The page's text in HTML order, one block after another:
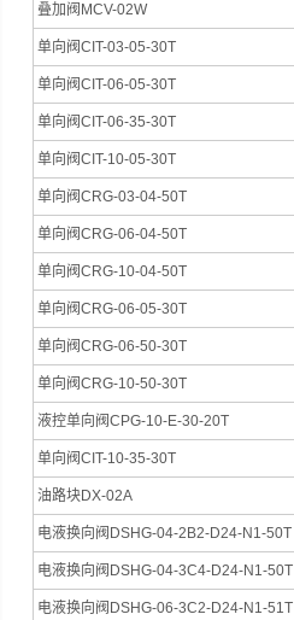
叠加阀MCV-02W
单向阀CIT-03-05-30T
单向阀CIT-06-05-30T
单向阀CIT-06-35-30T
单向阀CIT-10-05-30T
单向阀CRG-03-04-50T
单向阀CRG-06-04-50T
单向阀CRG-10-04-50T
单向阀CRG-06-05-30T
单向阀CRG-06-50-30T
单向阀CRG-10-50-30T
液控单向阀CPG-10-E-30-20T
单向阀CIT-10-35-30T
油路块DX-02A
电液换向阀DSHG-04-2B2-D24-N1-50T
电液换向阀DSHG-04-3C4-D24-N1-50T
电液换向阀DSHG-06-3C2-D24-N1-51T